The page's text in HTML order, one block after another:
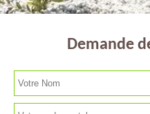
Demande